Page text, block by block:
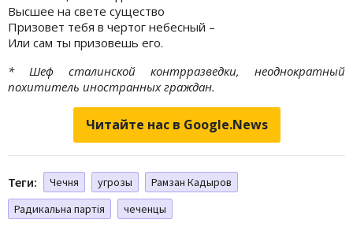
Высшее на свете существо
Призовет тебя в чертог небесный –
Или сам ты призовешь его.
* Шеф сталинской контрразведки, неоднократный
похититель иностранных граждан.
Читайте нас в Google.News
Теги: Чечня угрозы
Рамзан Кадыров
Радикальна партія
чеченцы